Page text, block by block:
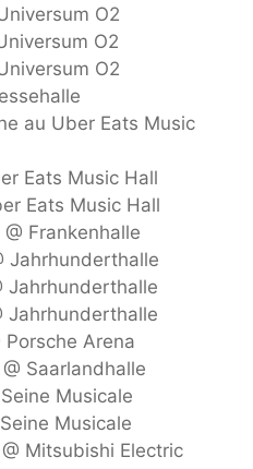
O2
O2
O2
au Uber Eats Music
Eats Music Hall
Eats Music Hall
Frankenhalle
Jahrhunderthalle
Jahrhunderthalle
Jahrhunderthalle
Porsche Arena
Saarlandhalle
Musicale
Musicale
Mitsubishi Electric